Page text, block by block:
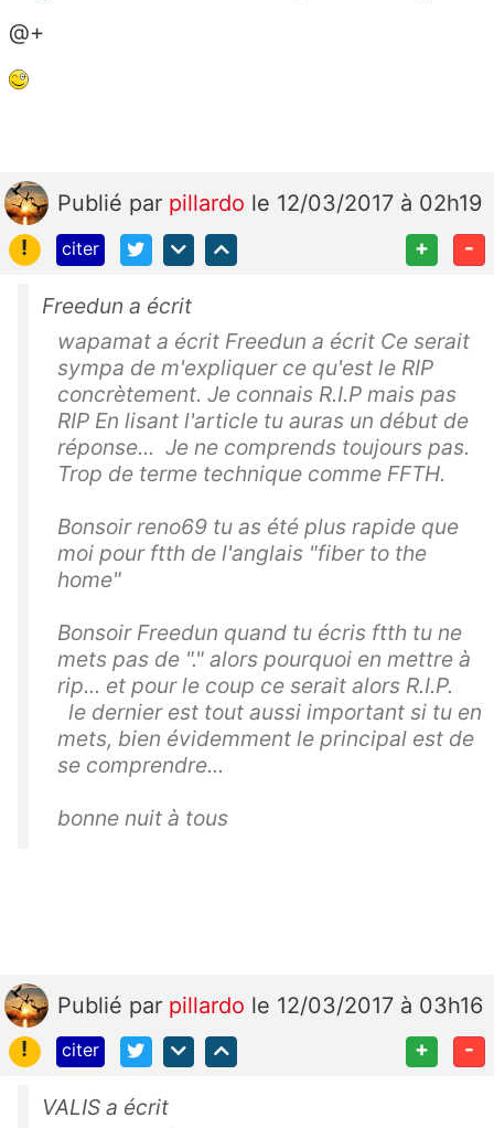
@+
Publié par pillardo le 12/03/2017 à 02h19
!
citer + -
Freedun a écrit
wapamat a écrit Freedun a écrit Ce serait
sympa de m'expliquer ce qu'est le RIP
concrètement. Je connais R.I.P mais pas
RIP En lisant l'article tu auras un début de
réponse... Je ne comprends toujours pas.
Trop de terme technique comme FFTH.
Bonsoir reno69 tu as été plus rapide que
moi pour ftth de l'anglais "fiber to the
home"
Bonsoir Freedun quand tu écris ftth tu ne
mets pas de "." alors pourquoi en mettre à
rip... et pour le coup ce serait alors R.I.P.
le dernier est tout aussi important si tu en
mets, bien évidemment le principal est de
se comprendre...
bonne nuit à tous
Publié par pillardo le 12/03/2017 à 03h16
!
citer + -
VALIS a écrit